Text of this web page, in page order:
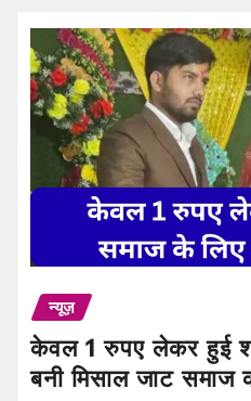
न्यूज़
केवल 1 रुपए लेकर हुई
बनी मिसाल जाट समाज